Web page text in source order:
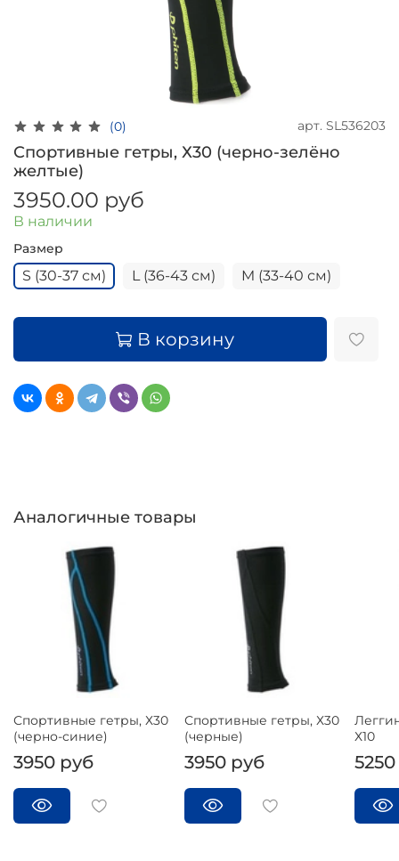
(0) арт. SL536203
Спортивные гетры, Х30 (черно-зелёно
желтые)
3950.00 руб
В наличии
Размер
S (30-37 см) L (36-43 см) M (33-40 см)
В корзину
Аналогичные товары
Спортивные гетры, Х30
(черно-синие)
3950 руб
Спортивные гетры, Х30
(черные)
3950 руб
Х10